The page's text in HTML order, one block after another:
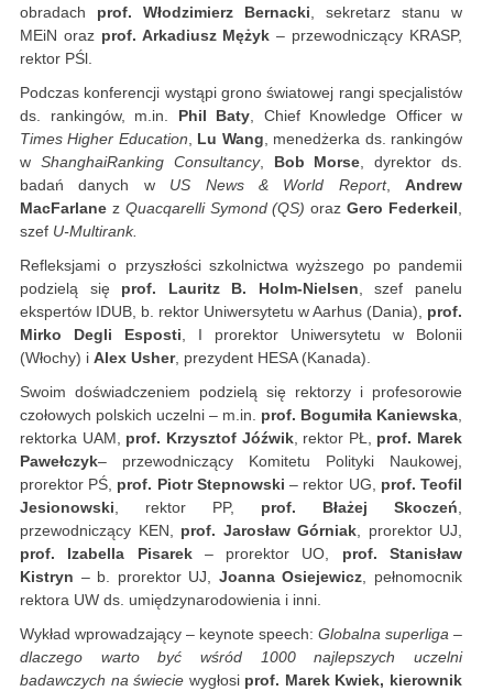
obradach prof. Włodzimierz Bernacki, sekretarz stanu w
MEiN oraz prof. Arkadiusz Mężyk – przewodniczący KRASP,
rektor PŚl.
Podczas konferencji wystąpi grono światowej rangi specjalistów
ds. rankingów, m.in. Phil Baty, Chief Knowledge Officer w
Times Higher Education, Lu Wang, menedżerka ds. rankingów
w ShanghaiRanking Consultancy, Bob Morse, dyrektor ds.
badań danych w US News & World Report, Andrew
MacFarlane z Quacqarelli Symond (QS) orazGero Federkeil,
szef U-Multirank.
Refleksjami o przyszłości szkolnictwa wyższego po pandemii
podzielą się prof. Lauritz B. Holm-Nielsen, szef panelu
ekspertów IDUB, b. rektor Uniwersytetu w Aarhus (Dania), prof.
Mirko Degli Esposti, I prorektor Uniwersytetu w Bolonii
(Włochy) i Alex Usher, prezydent HESA (Kanada).
Swoim doświadczeniem podzielą się rektorzy i profesorowie
czołowych polskich uczelni – m.in. prof. Bogumiła Kaniewska,
rektorka UAM, prof. Krzysztof Jóźwik, rektor PŁ, prof. Marek
Pawełczyk– przewodniczący Komitetu Polityki Naukowej,
prorektor PŚ, prof. Piotr Stepnowski– rektor UG, prof. Teofil
Jesionowski, rektor PP, prof. Błażej Skoczeń,
przewodniczący KEN, prof. Jarosław Górniak, prorektor UJ,
prof. Izabella Pisarek– prorektor UO, prof. Stanisław
Kistryn – b. prorektor UJ, Joanna Osiejewicz, pełnomocnik
rektora UW ds. umiędzynarodowienia i inni.
Wykład wprowadzający – keynote speech: Globalna superliga –
dlaczego warto być wśród 1000 najlepszych uczelni
badawczych na świecie wygłosi prof. Marek Kwiek, kierownik